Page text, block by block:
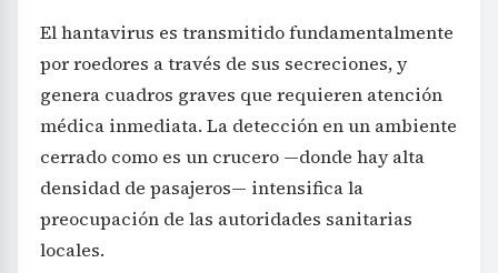
El hantavirus es transmitido fundamentalmente
por roedores a través de sus secreciones, y
genera cuadros graves que requieren atención
médica inmediata. La detección en un ambiente
cerrado como es un crucero —donde hay alta
densidad de pasajeros— intensifica la
preocupación de las autoridades sanitarias
locales.